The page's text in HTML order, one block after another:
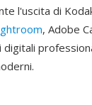
l'uscita di
, Adobe